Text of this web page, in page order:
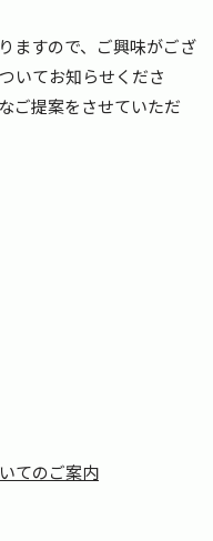
ますので、ご興味がござ
いてお知らせくださ
ご提案をさせていただ
てのご案内